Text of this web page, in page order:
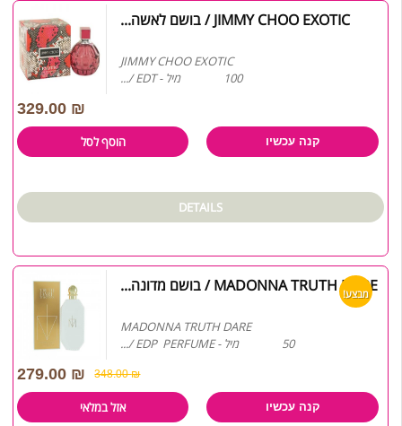
JIMMY CHOO EXOTIC / בושם לאשה...
JIMMY CHOO EXOTIC
100 מיל - EDT /...
329.00 ₪
הוסף לסל קנה עכשיו
DETAILS
מבצע!
MADONNA TRUTH DARE / בושם מדונה...
MADONNA TRUTH DARE
50 מיל - EDP PERFUME /...
348.00₪
279.00 ₪
אזל במלאי קנה עכשיו